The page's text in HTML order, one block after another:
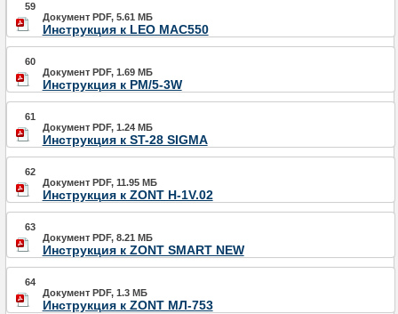
59
Документ PDF, 5.61 МБ
Инструкция к LEO MAC550
60
Документ PDF, 1.69 МБ
Инструкция к PM/5-3W
61
Документ PDF, 1.24 МБ
Инструкция к ST-28 SIGMA
62
Документ PDF, 11.95 МБ
Инструкция к ZONT H-1V.02
63
Документ PDF, 8.21 МБ
Инструкция к ZONT SMART NEW
64
Документ PDF, 1.3 МБ
Инструкция к ZONT МЛ-753